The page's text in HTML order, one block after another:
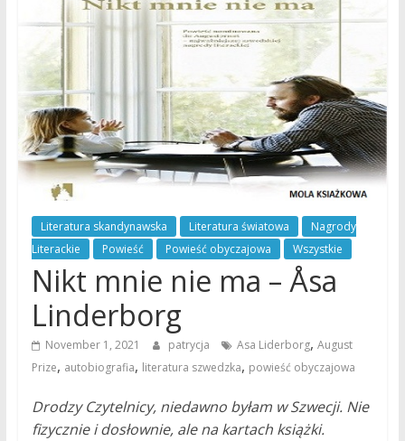
KSIĄŻKACH
Literatura skandynawska Literatura światowa
Nagrody
Literackie
Powieść Powieść obyczajowa Wszystkie
Nikt mnie nie ma – Åsa
Linderborg
November 1, 2021 patrycja Asa Liderborg, August
Prize, autobiografia, literatura szwedzka, powieść obyczajowa
Drodzy Czytelnicy, niedawno byłam w Szwecji. Nie
fizycznie i dosłownie, ale na kartach książki.